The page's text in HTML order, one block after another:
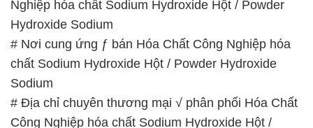
# Nhà phân phối _ thương mại Hóa Chất Công
Nghiệp hóa chất Sodium Hydroxide Hột / Powder
Hydroxide Sodium
# Bán → thương mại Hóa Chất Công Nghiệp hóa
chất Sodium Hydroxide Hột / Powder Hydroxide
Sodium